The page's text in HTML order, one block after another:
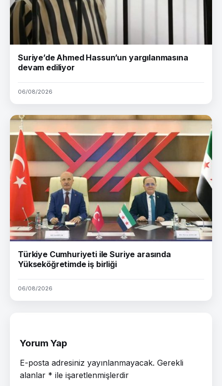
Suriye’de Ahmed Hassun’un yargılanmasına
devam ediliyor
06/08/2026
Türkiye Cumhuriyeti ile Suriye arasında
Yükseköğretimde iş birliği
06/08/2026
Yorum Yap
E-posta adresiniz yayınlanmayacak. Gerekli
alanlar * ile işaretlenmişlerdir